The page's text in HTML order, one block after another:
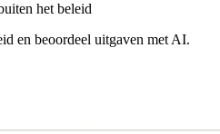
het beleid
en beoordeel uitgaven met AI.